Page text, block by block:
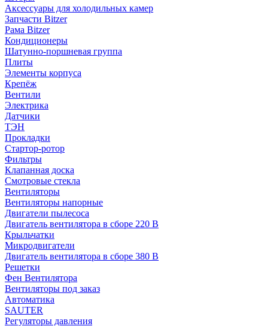
Аксессуары для холодильных камер
Запчасти Bitzer
Рама Bitzer
Кондиционеры
Шатунно-поршневая группа
Плиты
Элементы корпуса
Крепёж
Вентили
Электрика
Датчики
ТЭН
Прокладки
Стартор-ротор
Фильтры
Клапанная доска
Смотровые стекла
Вентиляторы
Вентиляторы напорные
Двигатели пылесоса
Двигатель вентилятора в сборе 220 В
Крыльчатки
Микродвигатели
Двигатель вентилятора в сборе 380 В
Решетки
Фен Вентилятора
Вентиляторы под заказ
Автоматика
SAUTER
Регуляторы давления